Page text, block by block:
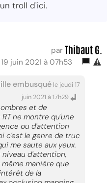
troll d'ici.
par Thibaut G.
juin 2021 à 07h53
embusqué le jeudi 17
juin 2021 à 17h29
et de
ne montre qu'une
ou d'attention
c'est le genre de truc
me saute aux yeux.
d'attention,
manière que
de la